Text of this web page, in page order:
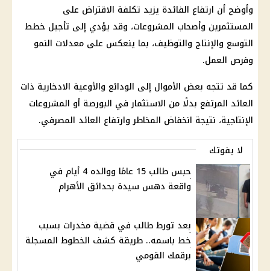
وأوضح أن ارتفاع الفائدة يزيد تكلفة الاقتراض على
المستثمرين وأصحاب المشروعات، وقد يؤدي إلى تأجيل خطط
التوسع والإنتاج والتوظيف، بما ينعكس على معدلات النمو
وفرص العمل.
كما قد تتجه بعض الأموال إلى الودائع والأوعية الادخارية ذات
العائد المرتفع بدلًا من الاستثمارفي البورصة أو المشروعات
الإنتاجية، نتيجة انخفاض المخاطر وارتفاع العائد المصرفي.
لا يفوتك
حبس طالب 15 عامًا ووالده 4 أيام في
واقعة دهس سيدة بحدائق الأهرام
بعد تورط طالب في قضية مخدرات بسبب
خط باسمه.. طريقة كشف الخطوط المسجلة
برقمك القومي